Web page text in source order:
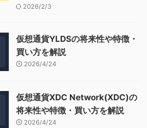
2026/2/3
仮想通貨YLDSの将来性や特徴・
買い方を解説
2026/4/24
仮想通貨XDC Network(XDC)の
将来性や特徴・買い方を解説
2026/4/24